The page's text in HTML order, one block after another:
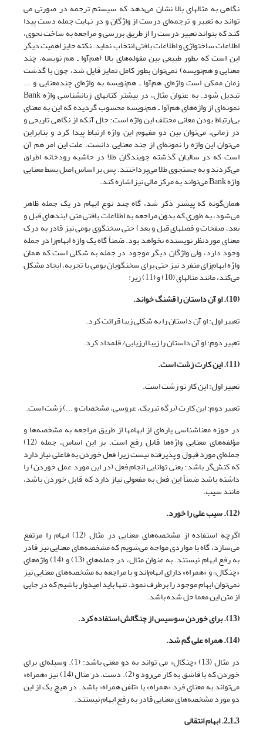
نگاهی به مثالهای بالا نشان می‌دهد که سیستم ترجمه در صورتی می
تواند به تعبیر و ترجمه‌ای درست از واژگان و در نهایت جمله دست پیدا
کند که بتواند تعبیر درست را از طریق بررسی و مراجعه به ساخت نحوی،
اطلاعات ساختواژی و اطلاعات بافتی انتخاب نماید. نکته حایز اهمیت دیگر
این است که بطور طبیعی بین مقوله‌های بالا (هم‌آوا ـ هم نویسه، چند
معنایی و هم‌نویسه) نمی‌توان بطور کامل تمایز قایل شد، چون با گذشت
زمان ممکن است واژه‌ای هم‌آوا ـ هم‌نویسه به واژه‌ای چندمعنایی و ...
تبدیل شود. به عنوان مثال، در بیشتر کتابهای زبانشناسی واژه Bank
نمونه‌ای از واژه‌های هم‌آوا ـ هم‌نویسه محسوب گردیده که این به معنای
بی‌ارتباط بودن معانی مختلف این واژه است؛ حال آنکه از نگاهی تاریخی و
در زمانی، می‌توان بین دو مفهوم این واژه ارتباط پیدا کرد و بنابراین
می‌توان این واژه را نمونه‌ای از چند معنایی دانست. علت این امر هم آن
است که در سالیان گذشته جویندگان طلا در حاشیه رودخانه اطراق
می‌کردند و به جستجوی طلا می‌پرداختند. پس بر اساس اصل بسط معنایی
واژه Bank می‌تواند به مرکز مالی نیز اشاره کند.
همان‌گونه که پیشتر ذکر شد، گاه چند نوع ابهام در یک جمله ظاهر
می‌شود، به طوری که بدون مراجعه به اطلاعات بافتی متن (بندهای قبل و
بعد، صفحات و فصلهای قبل و بعد) حتی سخنگوی بومی نیز قادر به درک
معنای موردنظر نویسنده نخواهد بود. ضمناً گاه یک واژه ابهام‌زا در جمله
وجود دارد، ولی واژگان دیگر موجود در جمله به شکلی است که همان
واژه ابهام‌زای منفرد نیز حتی برای سخنگویان بومی با تجربه، ایجاد مشکل
می‌کند، مانند مثالهای (10) و (11) زیر:
(10). او آن داستان را قشنگ خواند.
تعبیر اول: او آن داستان را به شکلی زیبا قرائت کرد.
تعبیر دوم: او آن داستان را زیبا ارزیابی/ قلمداد کرد.
(11). این کارت زشت است.
تعبیر اول: این کار تو زشت است.
تعبیر دوم: این کارت (برگه تبریک، عروسی، مشخصات و ...) زشت است.
در حوزه معناشناسی پاره‌ای از ابهامها از طریق مراجعه به مشخصه‌ها و
مؤلفه‌های معنایی واژه‌ها قابل رفع است. بر این اساس، جمله (12)
جمله‌ای مورد قبول و پذیرفته نیست زیرا فعل خوردن به فاعلی نیاز دارد
که کنش‌گر باشد؛ یعنی توانایی انجام فعل (در این مورد عمل خوردن) را
داشته باشد ضمناً این فعل به مفعولی نیاز دارد که قابل خوردن باشد،
مانند سیب.
(12). سیب علی را خورد.
اگرچه استفاده از مشخصه‌های معنایی در مثال (12) ابهام را مرتفع
می‌سازد، گاه با مواردی مواجه می‌شویم که مشخصه‌های معنایی نیز قادر
به رفع ابهام نیستند. به عنوان مثال، در جمله‌های (13) و (14) واژه‌های
«چنگال» و «همراه» دارای ابهام‌اند و با مراجعه به مشخصه‌های معنایی نیز
نمی‌توان ابهام موجود را برطرف نمود. تنها باید امیدوار باشیم که در جایی
از متن این معما حل شده باشد.
(13). برای خوردن سوسیس از چنگالش استفاده کرد.
(14). همراه علی گم شد.
در مثال (13) «چنگال» می تواند به دو معنی باشد: (1). وسیله‌ای برای
خوردن که با قاشق به کار می‌رود و (2). دست. در مثال (14) نیز «همراه»
می‌تواند به معنای فرد «همراه» یا «تلفن همراه» باشد. در هیچ یک از این
دو مورد مشخصه‌های معنایی قادر به رفع ابهام نیستند.
3ـ1ـ2. ابهام انتقالی